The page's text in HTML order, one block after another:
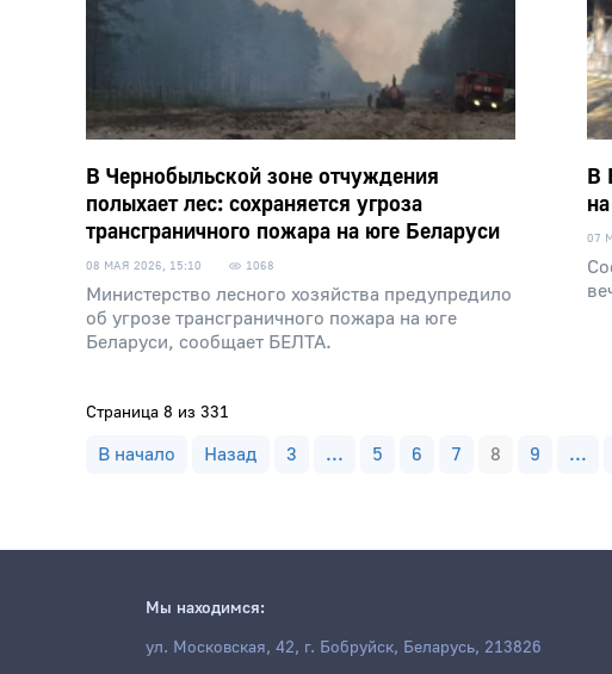
В Чернобыльской зоне отчуждения
полыхает лес: сохраняется угроза
трансграничного пожара на юге Беларуси
08 МАЯ 2026, 15:10 1068
Министерство лесного хозяйства предупредило
об угрозе трансграничного пожара на юге
Беларуси, сообщает БЕЛТА.
В
07
Страница 8 из 331
В начало Назад 3 ... 5 6 7 8 9 ...
Мы находимся:
ул. Московская, 42, г. Бобруйск, Беларусь, 213826